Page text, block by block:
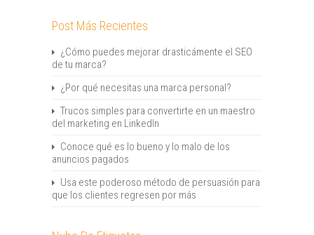
Post Más Recientes
¿Cómo puedes mejorar drasticámente el SEO
de tu marca?
¿Por qué necesitas una marca personal?
Trucos simples para convertirte en un maestro
del marketing en LinkedIn
Conoce qué es lo bueno y lo malo de los
anuncios pagados
Usa este poderoso método de persuasión para
que los clientes regresen por más